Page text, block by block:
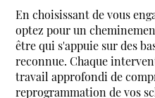
En choisissant de vous
optez pour un
être qui s'appuie sur des
reconnue. Chaque
travail approfondi de
reprogrammation de vos